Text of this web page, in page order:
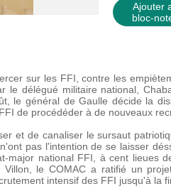
Ajouter
bloc-
sur les FFI, contre les
le délégué militaire national,
le général de Gaulle décide la
de procédéder à de nouveaux
et de canaliser le sursaut
pas l'intention de se laisser
major national FFI, à cent lieues
le COMAC a ratifié un
intensif des FFI jusqu'à la